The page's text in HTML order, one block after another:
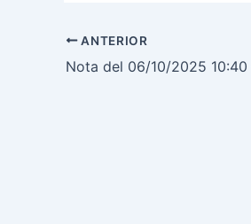
ANTERIOR
Nota del 06/10/2025